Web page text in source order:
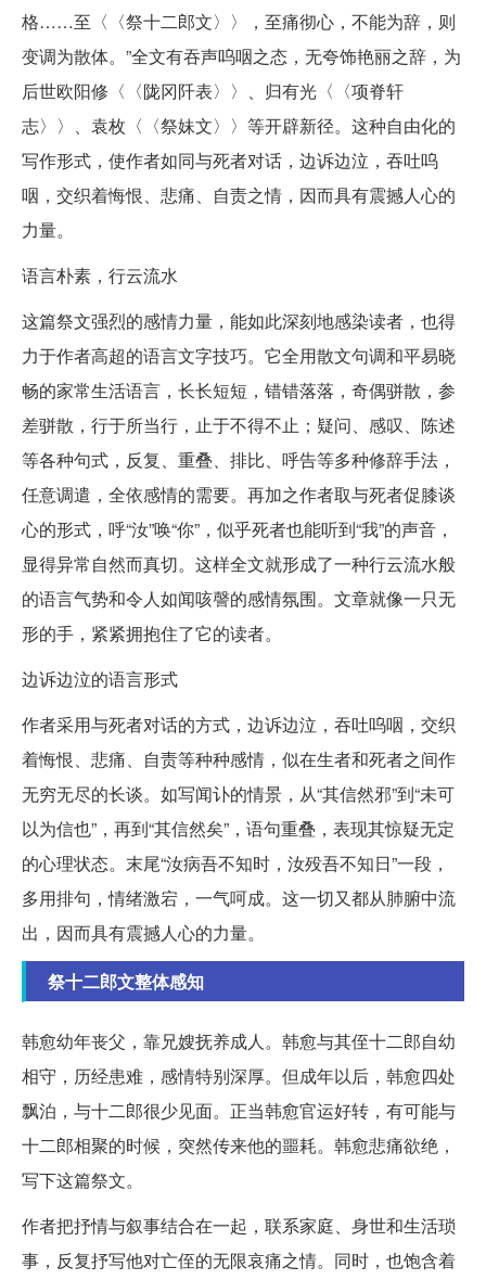
格……至〈〈祭十二郎文〉〉，至痛彻心，不能为辞，则
变调为散体。”全文有吞声呜咽之态，无夸饰艳丽之辞，为
后世欧阳修〈〈陇冈阡表〉〉、归有光〈〈项脊轩
志〉〉、袁枚〈〈祭妹文〉〉等开辟新径。这种自由化的
写作形式，使作者如同与死者对话，边诉边泣，吞吐呜
咽，交织着悔恨、悲痛、自责之情，因而具有震撼人心的
力量。
语言朴素，行云流水
这篇祭文强烈的感情力量，能如此深刻地感染读者，也得
力于作者高超的语言文字技巧。它全用散文句调和平易晓
畅的家常生活语言，长长短短，错错落落，奇偶骈散，参
差骈散，行于所当行，止于不得不止；疑问、感叹、陈述
等各种句式，反复、重叠、排比、呼告等多种修辞手法，
任意调遣，全依感情的需要。再加之作者取与死者促膝谈
心的形式，呼“汝”唤“你”，似乎死者也能听到“我”的声音，
显得异常自然而真切。这样全文就形成了一种行云流水般
的语言气势和令人如闻咳謦的感情氛围。文章就像一只无
形的手，紧紧拥抱住了它的读者。
边诉边泣的语言形式
作者采用与死者对话的方式，边诉边泣，吞吐呜咽，交织
着悔恨、悲痛、自责等种种感情，似在生者和死者之间作
无穷无尽的长谈。如写闻讣的情景，从“其信然邪”到“未可
以为信也”，再到“其信然矣”，语句重叠，表现其惊疑无定
的心理状态。末尾“汝病吾不知时，汝殁吾不知日”一段，
多用排句，情绪激宕，一气呵成。这一切又都从肺腑中流
出，因而具有震撼人心的力量。
祭十二郎文整体感知
韩愈幼年丧父，靠兄嫂抚养成人。韩愈与其侄十二郎自幼
相守，历经患难，感情特别深厚。但成年以后，韩愈四处
飘泊，与十二郎很少见面。正当韩愈官运好转，有可能与
十二郎相聚的时候，突然传来他的噩耗。韩愈悲痛欲绝，
写下这篇祭文。
作者把抒情与叙事结合在一起，联系家庭、身世和生活琐
事，反复抒写他对亡侄的无限哀痛之情。同时，也饱含着